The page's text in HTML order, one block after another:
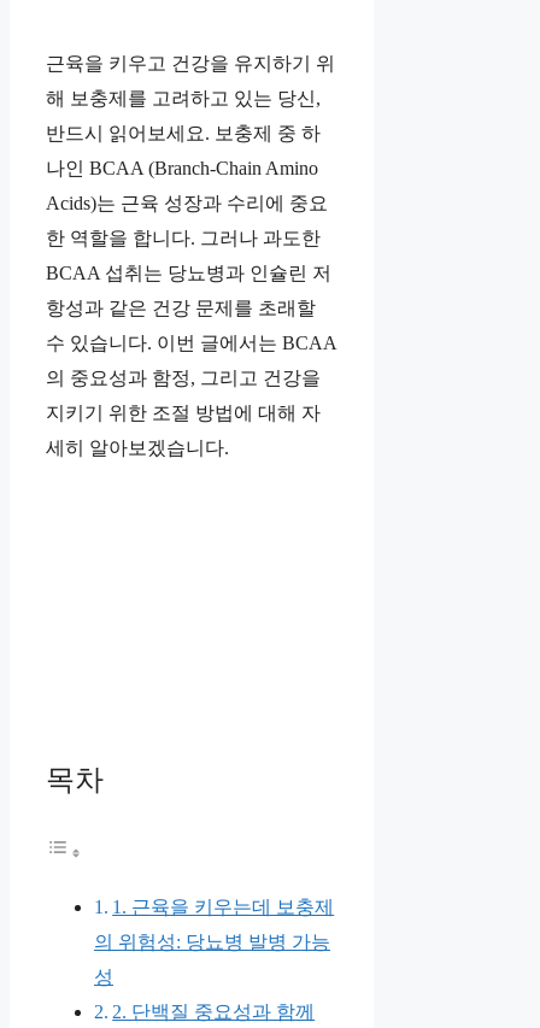
근육을 키우고 건강을 유지하기 위
해 보충제를 고려하고 있는 당신,
반드시 읽어보세요. 보충제 중 하
나인 BCAA (Branch-Chain Amino
Acids)는 근육 성장과 수리에 중요
한 역할을 합니다. 그러나 과도한
BCAA 섭취는 당뇨병과 인슐린 저
항성과 같은 건강 문제를 초래할
수 있습니다. 이번 글에서는 BCAA
의 중요성과 함정, 그리고 건강을
지키기 위한 조절 방법에 대해 자
세히 알아보겠습니다.
목차
1. 근육을 키우는데 보충제
의 위험성: 당뇨병 발병 가능
성
2. 단백질 중요성과 함께